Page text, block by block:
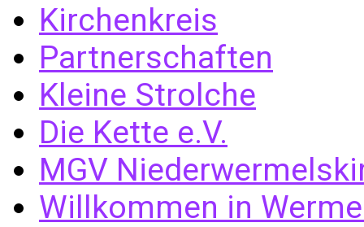
Kirchenkreis
Partnerschaften
Kleine Strolche
Die Kette e.V.
MGV
Willkommen in